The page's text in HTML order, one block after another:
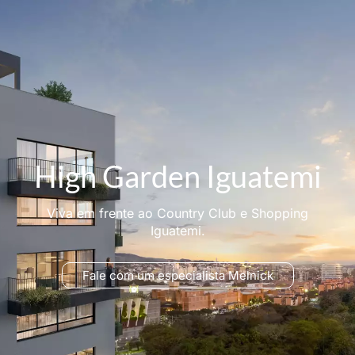
High Garden Iguatemi
Viva em frente ao Country Club e Shopping
Iguatemi.
Fale com um especialista Melnick